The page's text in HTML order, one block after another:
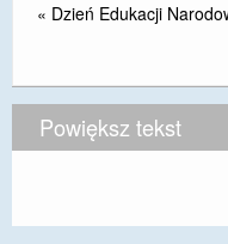
SPORT
POLITYKA
« Dzień Edukacji
Powiększ tekst